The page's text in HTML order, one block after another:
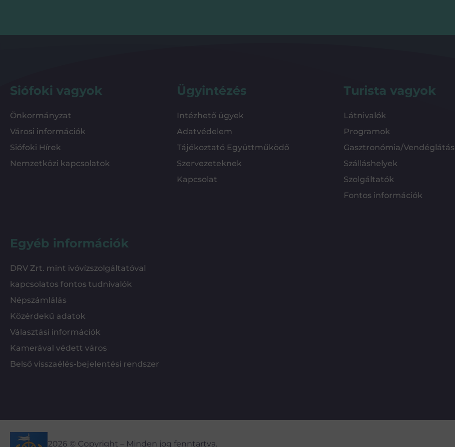
Siófoki vagyok
Önkormányzat
Városi információk
Siófoki Hírek
Nemzetközi kapcsolatok
Ügyintézés
Intézhető ügyek
Adatvédelem
Tájékoztató Együttműködő
Szervezeteknek
Kapcsolat
Turista vagyok
Látnivalók
Programok
Gasztronómia/Vendéglátás
Szálláshelyek
Szolgáltatók
Fontos információk
Egyéb információk
DRV Zrt. mint ivóvízszolgáltatóval
kapcsolatos fontos tudnivalók
Népszámlálás
Közérdekű adatok
Választási információk
Kamerával védett város
Belső visszaélés-bejelentési rendszer
2026 © Copyright – Minden jog fenntartva.